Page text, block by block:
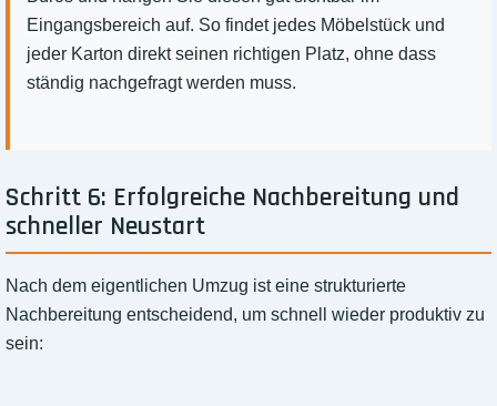
Eingangsbereich auf. So findet jedes Möbelstück und
jeder Karton direkt seinen richtigen Platz, ohne dass
ständig nachgefragt werden muss.
Schritt 6: Erfolgreiche Nachbereitung und
schneller Neustart
Nach dem eigentlichen Umzug ist eine strukturierte
Nachbereitung entscheidend, um schnell wieder produktiv zu
sein: